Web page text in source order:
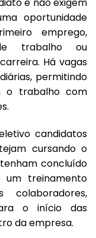
oportunidade
emprego,
trabalho ou
Há vagas
permitindo
o trabalho com
candidatos
cursando o
concluído
um treinamento
o início das
da empresa.